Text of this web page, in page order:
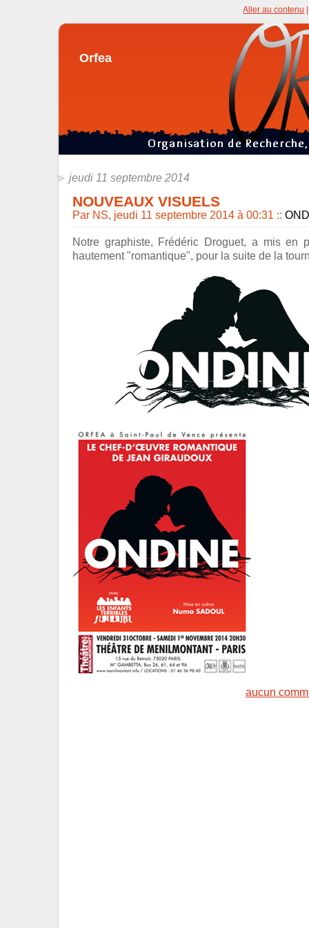
Orfea
Aller au contenu
jeudi 11 septembre 2014
NOUVEAUX VISUELS
Par NS, jeudi 11 septembre 2014 à 00:31 ::
Notre graphiste, Frédéric Droguet, a mis en
hautement "romantique", pour la suite de la
aucun